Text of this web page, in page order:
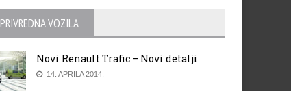
PRIVREDNA VOZILA
Novi Renault Trafic – Novi detalji
14. APRILA 2014.